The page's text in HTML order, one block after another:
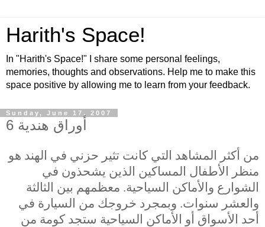
Harith's Space!
In "Harith's Space!" I share some personal feelings,
memories, thoughts and observations. Help me to make this
space positive by allowing me to learn from your feedback.
Sunday, June 17, 2007
أوراق هندية 6
من أكثر المشاهد التي كانت تثير حزني في الهند هو
منظر الأطفال المساكين الذين يشحذون في
الشوارع والأماكن السياحية. معظمهم بين الثالثة
والعشر سنوات. وبمجرد خروجك من السيارة في
أحد الأسواق أو الأماكن السياحية ستجد كومة من